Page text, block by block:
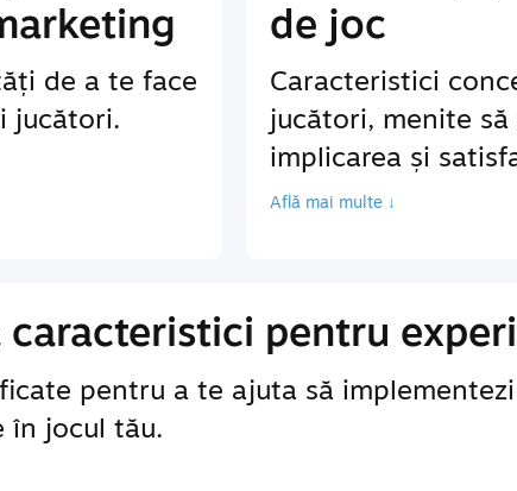
de a te face
jucători.
de joc
Caracteristici
jucători, menite să
implicarea și
Află mai multe ↓
caracteristici pentru
pentru a te ajuta să
în jocul tău.